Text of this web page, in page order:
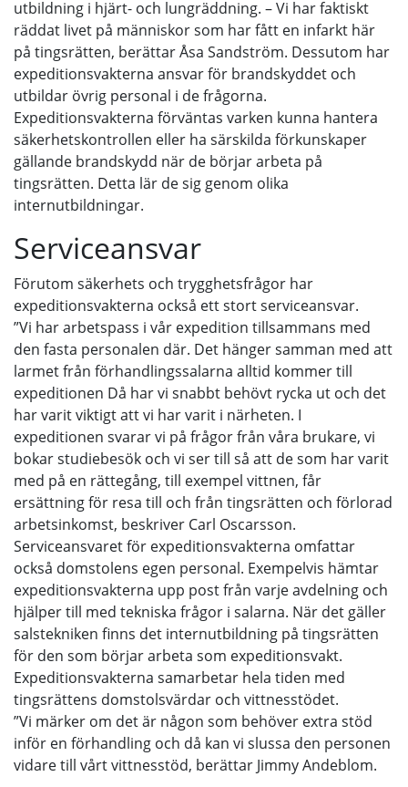
utbildning i hjärt- och lungräddning. – Vi har faktiskt
räddat livet på människor som har fått en infarkt här
på tingsrätten, berättar Åsa Sandström. Dessutom har
expeditionsvakterna ansvar för brandskyddet och
utbildar övrig personal i de frågorna.
Expeditionsvakterna förväntas varken kunna hantera
säkerhetskontrollen eller ha särskilda förkunskaper
gällande brandskydd när de börjar arbeta på
tingsrätten. Detta lär de sig genom olika
internutbildningar.
Serviceansvar
Förutom säkerhets och trygghetsfrågor har
expeditionsvakterna också ett stort serviceansvar.
”Vi har arbetspass i vår expedition tillsammans med
den fasta personalen där. Det hänger samman med att
larmet från förhandlingssalarna alltid kommer till
expeditionen Då har vi snabbt behövt rycka ut och det
har varit viktigt att vi har varit i närheten. I
expeditionen svarar vi på frågor från våra brukare, vi
bokar studiebesök och vi ser till så att de som har varit
med på en rättegång, till exempel vittnen, får
ersättning för resa till och från tingsrätten och förlorad
arbetsinkomst, beskriver Carl Oscarsson.
Serviceansvaret för expeditionsvakterna omfattar
också domstolens egen personal. Exempelvis hämtar
expeditionsvakterna upp post från varje avdelning och
hjälper till med tekniska frågor i salarna. När det gäller
salstekniken finns det internutbildning på tingsrätten
för den som börjar arbeta som expeditionsvakt.
Expeditionsvakterna samarbetar hela tiden med
tingsrättens domstolsvärdar och vittnesstödet.
”Vi märker om det är någon som behöver extra stöd
inför en förhandling och då kan vi slussa den personen
vidare till vårt vittnesstöd, berättar Jimmy Andeblom.